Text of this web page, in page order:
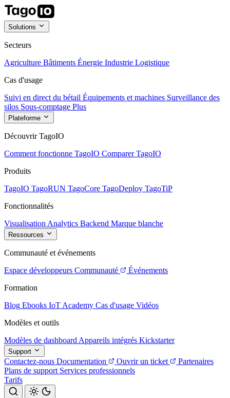
Solutions
Secteurs
Agriculture Bâtiments Énergie Industrie Logistique
Cas d'usage
Suivi en direct du bétail Équipements et machines Surveillance des
silos Sous-comptage Plus
Plateforme
Découvrir TagoIO
Comment fonctionne TagoIO Comparer TagoIO
Produits
TagoIO TagoRUN TagoCore TagoDeploy TagoTiP
Fonctionnalités
Visualisation Analytics Backend Marque blanche
Ressources
Communauté et événements
Espace développeurs Communauté
Événements
Formation
Blog Ebooks IoT Academy Cas d'usage Vidéos
Modèles et outils
Modèles de dashboard Appareils intégrés Kickstarter
Support
Contactez-nous Documentation Ouvrir un ticket
Partenaires
Plans de support Services professionnels
Tarifs